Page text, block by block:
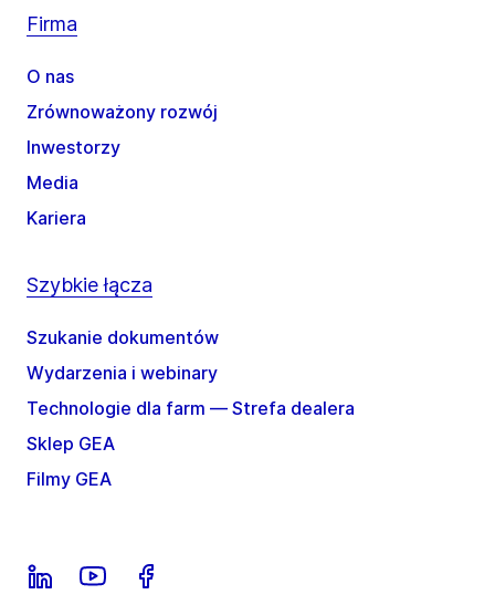
Firma
O nas
Zrównoważony rozwój
Inwestorzy
Media
Kariera
Szybkie łącza
Szukanie dokumentów
Wydarzenia i webinary
Technologie dla farm — Strefa dealera
Sklep GEA
Filmy GEA